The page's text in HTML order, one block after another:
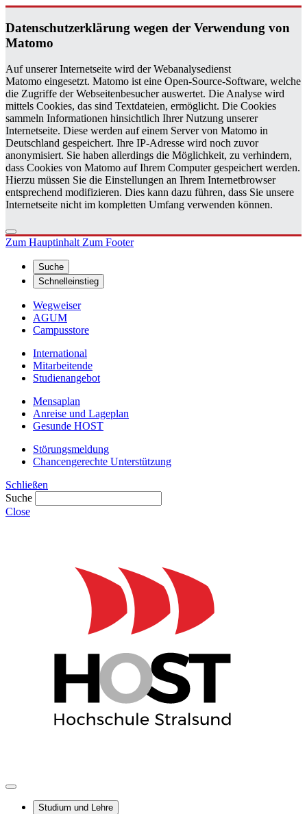
Da­ten­schutz­er­klä­rung wegen der Ver­wen­dung von
Ma­to­mo
Auf unserer Internetseite wird der Webanalysedienst
Matomo eingesetzt. Matomo ist eine Open-Source-Software, welche
die Zugriffe der Webseitenbesucher auswertet. Die Analyse wird
mittels Cookies, das sind Textdateien, ermöglicht. Die Cookies
sammeln Informationen hinsichtlich Ihrer Nutzung unserer
Internetseite. Diese werden auf einem Server von Matomo in
Deutschland gespeichert. Ihre IP-Adresse wird noch zuvor
anonymisiert. Sie haben allerdings die Möglichkeit, zu verhindern,
dass Cookies von Matomo auf Ihrem Computer gespeichert werden.
Hierzu müssen Sie die Einstellungen an Ihrem Internetbrowser
entsprechend modifizieren. Dies kann dazu führen, dass Sie unsere
Internetseite nicht im kompletten Umfang verwenden können.
Zum HauptinhaltZum Footer
Suche
Schnelleinstieg
Wegweiser
AGUM
Campusstore
International
Mitarbeitende
Studienangebot
Mensaplan
Anreise und Lageplan
Gesunde HOST
Störungsmeldung
Chancengerechte Unterstützung
Schließen
Suche
Close
Studium und Lehre